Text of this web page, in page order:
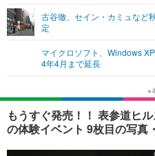
ショッピング
SPEED TEST
エンタメ
エンタメTOP
音楽
ライフ
ライフTOP
ペット
その他
リリース一覧
プッシュ通知の停止方法
古谷徹、セイン・カミュなど
定
マイクロソフト、Windows
4年4月まで延長
もうすぐ発売！！ 表参道ヒ
の体験イベント 9枚目の写真